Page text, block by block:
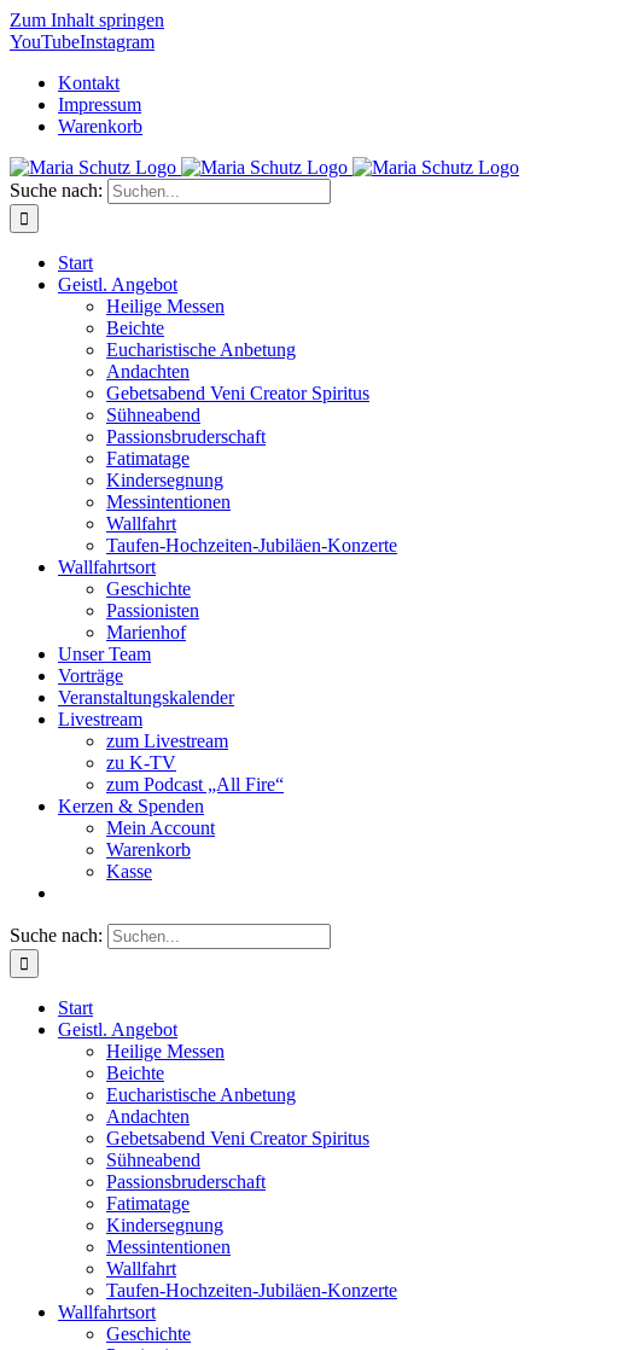
Zum Inhalt springen
YouTubeInstagram
Kontakt
Impressum
Warenkorb
Suche nach:
Start
Geistl. Angebot
Heilige Messen
Beichte
Eucharistische Anbetung
Andachten
Gebetsabend Veni Creator Spiritus
Sühneabend
Passionsbruderschaft
Fatimatage
Kindersegnung
Messintentionen
Wallfahrt
Taufen-Hochzeiten-Jubiläen-Konzerte
Wallfahrtsort
Geschichte
Passionisten
Marienhof
Unser Team
Vorträge
Veranstaltungskalender
Livestream
zum Livestream
zu K-TV
zum Podcast „All Fire“
Kerzen & Spenden
Mein Account
Warenkorb
Kasse
Suche nach:
Start
Geistl. Angebot
Heilige Messen
Beichte
Eucharistische Anbetung
Andachten
Gebetsabend Veni Creator Spiritus
Sühneabend
Passionsbruderschaft
Fatimatage
Kindersegnung
Messintentionen
Wallfahrt
Taufen-Hochzeiten-Jubiläen-Konzerte
Wallfahrtsort
Geschichte